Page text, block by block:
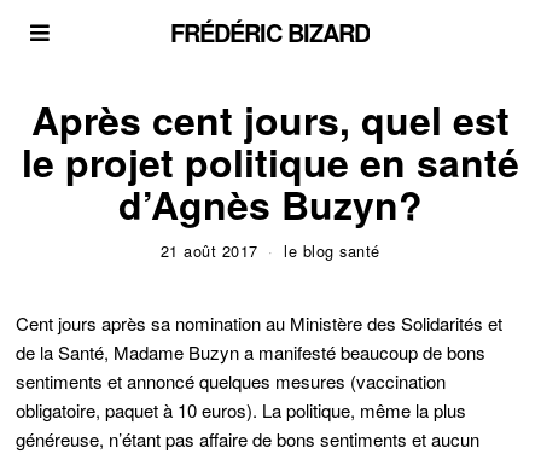
FRÉDÉRIC BIZARD
Après cent jours, quel est
le projet politique en santé
d’Agnès Buzyn?
21 août 2017 le blog santé
Cent jours après sa nomination au Ministère des Solidarités et
de la Santé, Madame Buzyn a manifesté beaucoup de bons
sentiments et annoncé quelques mesures (vaccination
obligatoire, paquet à 10 euros). La politique, même la plus
généreuse, n’étant pas affaire de bons sentiments et aucun